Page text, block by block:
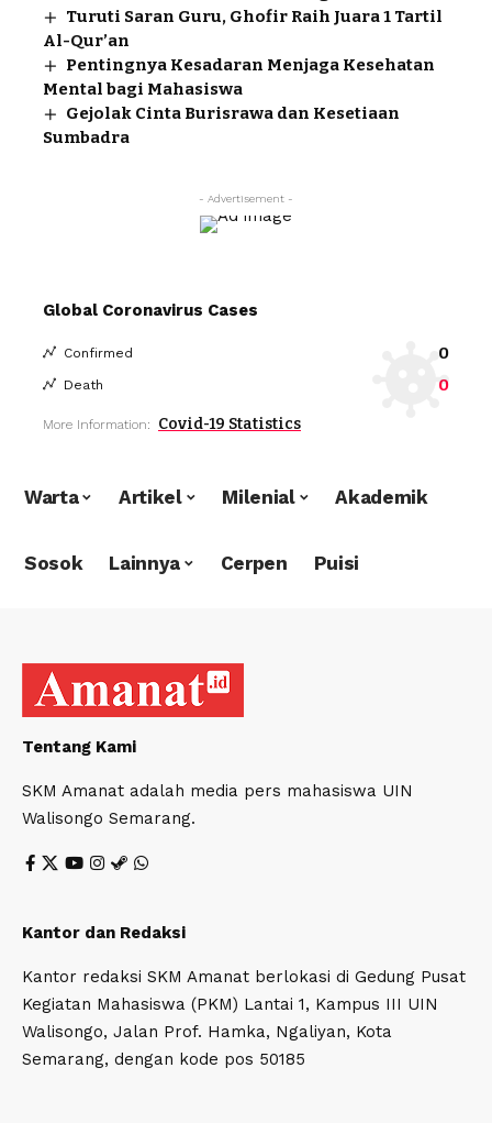
Turuti Saran Guru, Ghofir Raih Juara 1 Tartil
Al-Qur’an
Pentingnya Kesadaran Menjaga Kesehatan
Mental bagi Mahasiswa
Gejolak Cinta Burisrawa dan Kesetiaan
Sumbadra
- Advertisement -
Global Coronavirus Cases
Confirmed 0
Death 0
More Information: Covid-19 Statistics
Warta Artikel Milenial Akademik
Sosok Lainnya Cerpen Puisi
Tentang Kami
SKM Amanat adalah media pers mahasiswa UIN
Walisongo Semarang.
Kantor dan Redaksi
Kantor redaksi SKM Amanat berlokasi di Gedung Pusat
Kegiatan Mahasiswa (PKM) Lantai 1, Kampus III UIN
Walisongo, Jalan Prof. Hamka, Ngaliyan, Kota
Semarang, dengan kode pos 50185